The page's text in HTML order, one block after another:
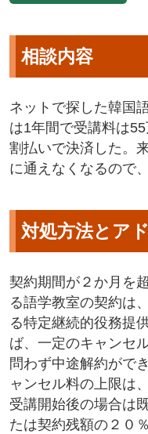
相談内容
ネットで探した韓国
は1年間で受講料は
割払いで決済した。
に通えなくなるので
対処方法とア
契約期間が２か月を
る語学教室の契約は
る特定継続的役務提
ば、一定のキャンセ
問わず中途解約がで
ャンセル料の上限は
受講開始後の場合は
たは契約残額の２０